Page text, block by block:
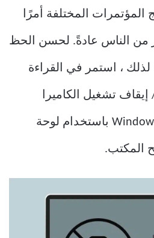
المؤتمرات المختلفة أمرًا
من الناس عادةً. لحسن الحظ
لذلك ، استمر في القراءة
تشغيل الكاميرا
والميكروفون في Windows 11 باستخدام لوحة
المكتب.